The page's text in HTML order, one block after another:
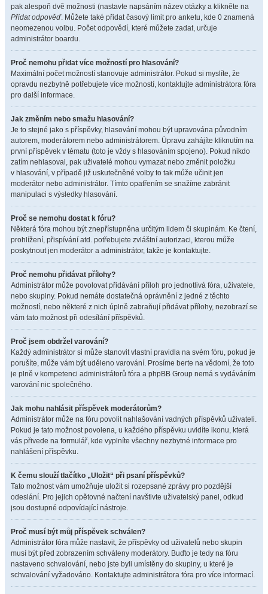
pak alespoň dvě možnosti (nastavte napsáním název otázky a klikněte na
Přidat odpověď. Můžete také přidat časový limit pro anketu, kde 0 znamená
neomezenou volbu. Počet odpovědí, které můžete zadat, určuje
administrátor boardu.
Proč nemohu přidat více možností pro hlasování?
Maximální počet možností stanovuje administrátor. Pokud si myslíte, že
opravdu nezbytně potřebujete více možností, kontaktujte administrátora fóra
pro další informace.
Jak změním nebo smažu hlasování?
Je to stejné jako s příspěvky, hlasování mohou být upravována původním
autorem, moderátorem nebo administrátorem. Úpravu zahájíte kliknutím na
první příspěvek v tématu (toto je vždy s hlasováním spojeno). Pokud nikdo
zatím nehlasoval, pak uživatelé mohou vymazat nebo změnit položku
v hlasování, v případě již uskutečněné volby to tak může učinit jen
moderátor nebo administrátor. Tímto opatřením se snažíme zabránit
manipulaci s výsledky hlasování.
Proč se nemohu dostat k fóru?
Některá fóra mohou být znepřístupněna určitým lidem či skupinám. Ke čtení,
prohlížení, přispívání atd. potřebujete zvláštní autorizaci, kterou může
poskytnout jen moderátor a administrátor, takže je kontaktujte.
Proč nemohu přidávat přílohy?
Administrátor může povolovat přidávání příloh pro jednotlivá fóra, uživatele,
nebo skupiny. Pokud nemáte dostatečná oprávnění z jedné z těchto
možností, nebo některé z nich úplně zabraňují přidávat přílohy, nezobrazí se
vám tato možnost při odesílání příspěvků.
Proč jsem obdržel varování?
Každý administrátor si může stanovit vlastní pravidla na svém fóru, pokud je
porušíte, může vám být uděleno varování. Prosíme berte na vědomí, že toto
je plně v kompetenci administrátorů fóra a phpBB Group nemá s vydáváním
varování nic společného.
Jak mohu nahlásit příspěvek moderátorům?
Administrátor může na fóru povolit nahlašování vadných příspěvků uživateli.
Pokud je tato možnost povolena, u každého příspěvku uvidíte ikonu, která
vás přivede na formulář, kde vyplníte všechny nezbytné informace pro
nahlášení příspěvku.
K čemu slouží tlačítko „Uložit“ při psaní příspěvků?
Tato možnost vám umožňuje uložit si rozepsané zprávy pro pozdější
odeslání. Pro jejich opětovné načtení navštivte uživatelský panel, odkud
jsou dostupné odpovídající nástroje.
Proč musí být můj příspěvek schválen?
Administrátor fóra může nastavit, že příspěvky od uživatelů nebo skupin
musí být před zobrazením schváleny moderátory. Buďto je tedy na fóru
nastaveno schvalování, nebo jste byli umístěny do skupiny, u které je
schvalování vyžadováno. Kontaktujte administrátora fóra pro více informací.